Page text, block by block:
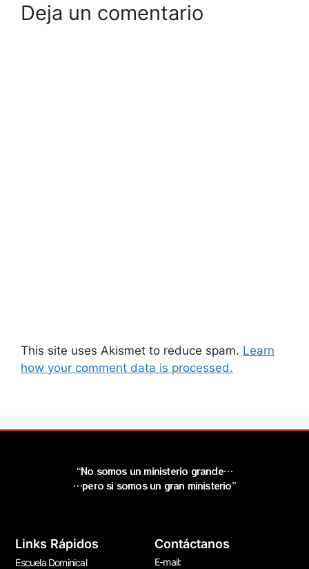
Deja un comentario
This site uses Akismet to reduce spam. Learn
how your comment data is processed.
“No somos un ministerio grande…
…pero si somos un gran ministerio”
Links Rápidos
Escuela Dominical
Contáctanos
E-mail: